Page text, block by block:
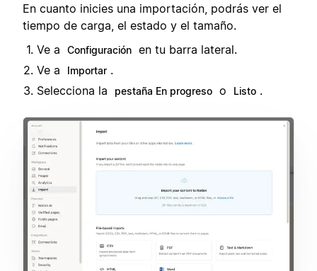
En cuanto inicies una importación, podrás ver el
tiempo de carga, el estado y el tamaño.
Ve a
Configuración en tu barra lateral.
Ve a
Importar .
Selecciona la
pestaña En progreso o Listo .